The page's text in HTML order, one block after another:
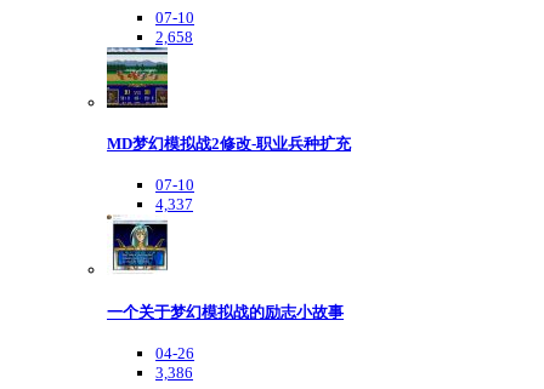
07-10
2,658
MD梦幻模拟战2修改-职业兵种扩充
07-10
4,337
一个关于梦幻模拟战的励志小故事
04-26
3,386